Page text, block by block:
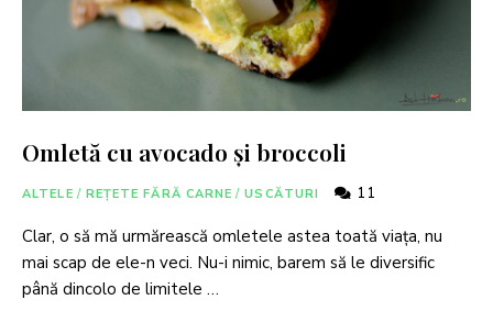
Omletă cu avocado și broccoli
ALTELE / REȚETE FĂRĂ CARNE / USCĂTURI 11
Clar, o să mă urmărească omletele astea toată viața, nu
mai scap de ele-n veci. Nu-i nimic, barem să le diversific
până dincolo de limitele …